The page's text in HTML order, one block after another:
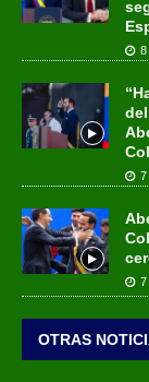
8
7
7
OTRAS